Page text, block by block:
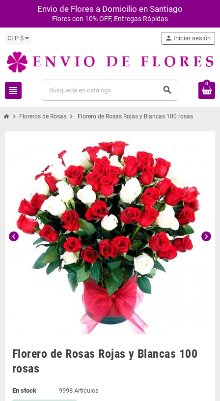
Envio de Flores a Domicilio en Santiago
Flores con 10% OFF, Entregas Rápidas
CLP $
view_headline search
person Iniciar sesión
0
chevron_right Floreros de Rosas chevron_right Florero de Rosas Rojas y Blancas 100 rosas
chevron_left chevron_right
Florero de Rosas Rojas y Blancas 100
rosas
En stock 9998 Artículos